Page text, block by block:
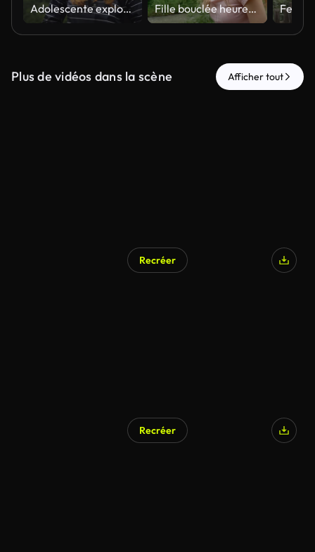
Adolescente explorant la nature seule pendant le jour d’automne Fille bouclée heureuse dans les montagnes apprécie la pluie d'été sans parapluie. La jeune fille est heureuse et rit joyeusement. beauté de la nature
Plus de vidéos dans la scène Afficher tout
Recréer
Recréer